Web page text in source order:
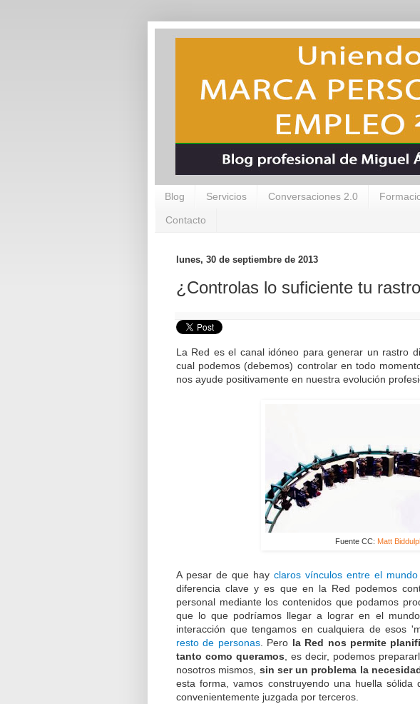
Blog Servicios Conversaciones 2.0
Contacto
lunes, 30 de septiembre de 2013
¿Controlas lo suficiente tu
La Red es el canal idóneo para generar un rastro
cual podemos (debemos) controlar en todo
nos ayude positivamente en nuestra evolución
Fuente CC: Matt
A pesar de que hay claros vínculos entre el
diferencia clave y es que en la Red podemos
personal mediante los contenidos que podamos
que lo que podríamos llegar a lograr en el
interacción que tengamos en cualquiera de esos
resto de personas. Pero la Red nos permite
tanto como queramos , es decir, podemos
nosotros mismos, sin ser un problema la
esta forma, vamos construyendo una huella
convenientemente juzgada por terceros.